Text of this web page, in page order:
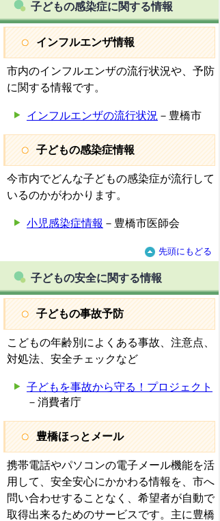
子どもの感染症に関する情報
インフルエンザ情報
市内のインフルエンザの流行状況や、予防
に関する情報です。
インフルエンザの流行状況 －豊橋市
子どもの感染症情報
今市内でどんな子どもの感染症が流行して
いるのかがわかります。
小児感染症情報 －豊橋市医師会
先頭にもどる
子どもの安全に関する情報
子どもの事故予防
こどもの年齢別によくある事故、注意点、
対処法、安全チェックなど
子どもを事故から守る！プロジェクト
－消費者庁
豊橋ほっとメール
携帯電話やパソコンの電子メール機能を活
用して、安全安心にかかわる情報を、市へ
問い合わせすることなく、希望者が自動で
取得出来るためのサービスです。主に豊橋